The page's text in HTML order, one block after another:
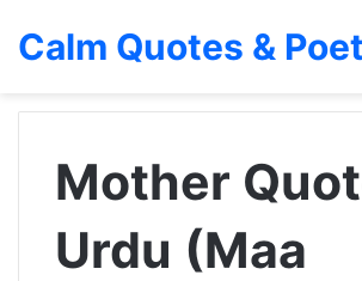
Calm Quotes &
Mother
Urdu (Maa